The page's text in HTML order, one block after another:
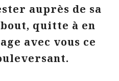
auprès de sa
quitte à en
avec vous ce